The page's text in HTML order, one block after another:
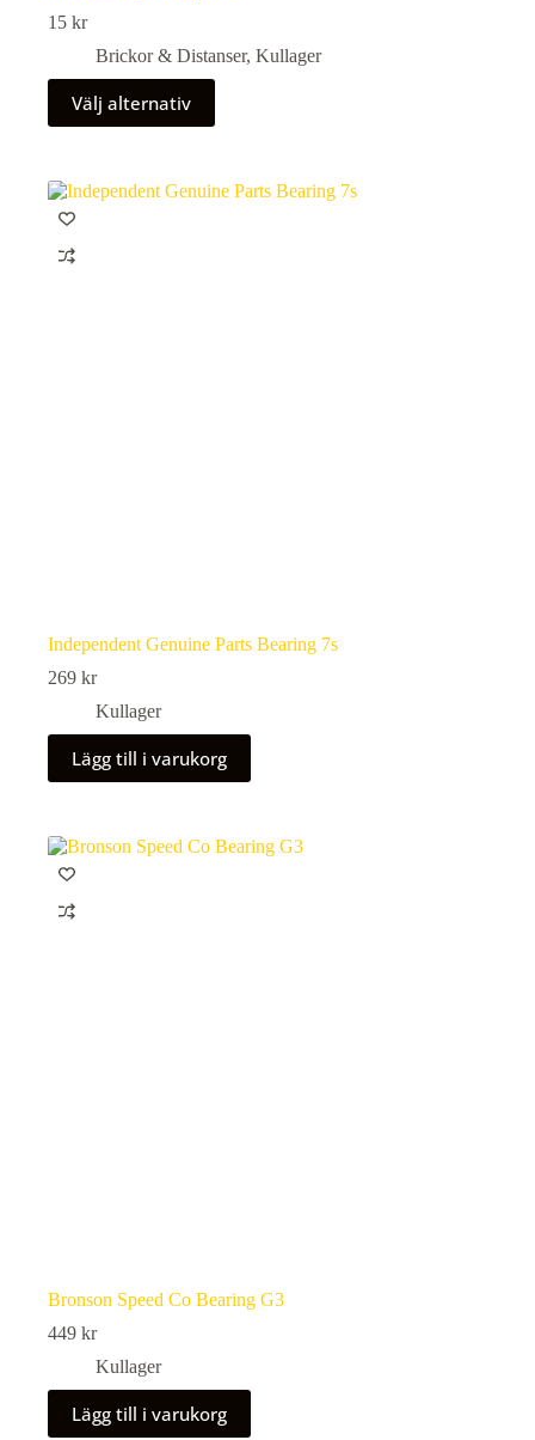
15 kr
Brickor & Distanser, Kullager
Välj alternativ
Den
produkten
varianter.
De
alternativen
Independent Genuine Parts Bearing 7s
269 kr
Kullager
Lägg till i varukorg
Bronson Speed Co Bearing G3
449 kr
Kullager
Lägg till i varukorg